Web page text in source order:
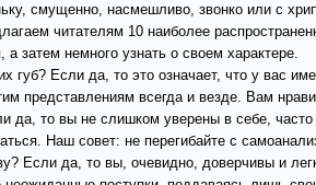
смущенно, насмешливо, звонко или с
читателям 10 наиболее
затем немного узнать о своем характере.
губ? Если да, то это означает, что у вас
представлениям всегда и везде. Вам
да, то вы не слишком уверены в себе,
Наш совет: не перегибайте с
Если да, то вы, очевидно, доверчивы и